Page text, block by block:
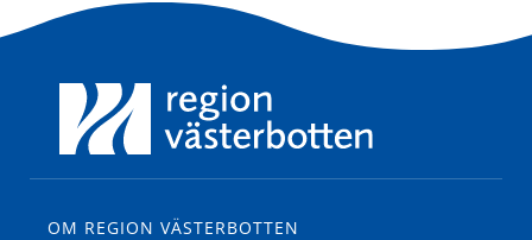
OM REGION VÄSTERBOTTEN